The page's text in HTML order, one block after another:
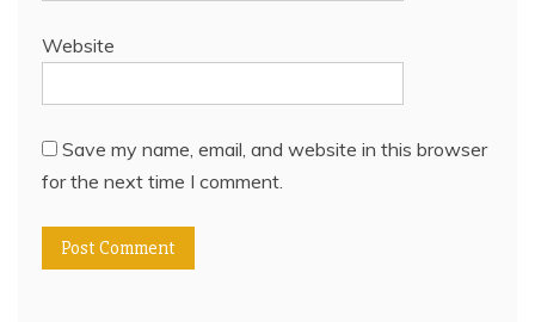
Website
Save my name, email, and website in this browser
for the next time I comment.